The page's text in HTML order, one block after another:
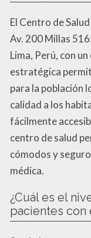
El Centro de
Av. 200 Millas
Lima, Perú, con
estratégica
para la población
calidad a los
fácilmente
centro de salud
cómodos y
médica.
¿Cuál es el
pacientes con